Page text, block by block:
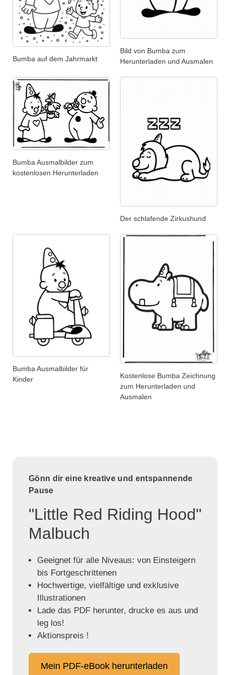
Bumba auf dem Jahrmarkt
Bild von Bumba zum
Herunterladen und Ausmalen
Bumba Ausmalbilder zum
kostenlosen Herunterladen
Der schlafende Zirkushund
Bumba Ausmalbilder für
Kinder
Kostenlose Bumba Zeichnung
zum Herunterladen und
Ausmalen
Gönn dir eine kreative und entspannende
Pause
"Little Red Riding Hood"
Malbuch
Geeignet für alle Niveaus: von Einsteigern
bis Fortgeschrittenen
Hochwertige, vielfältige und exklusive
Illustrationen
Lade das PDF herunter, drucke es aus und
leg los!
Aktionspreis !
Mein PDF-eBook herunterladen